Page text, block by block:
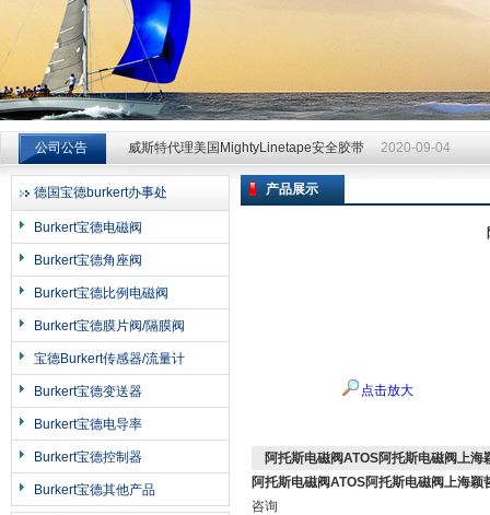
上海申思特自动化设备有限公司
公司公告
威斯特代理美国MightyLinetape安全胶带 2020-09-04
威斯特代理美国MightyLinetape安全胶带 2020-09-04
威斯特代理美国MightyLinetape安全胶带
德国宝德burkert办事处
Burkert宝德电磁阀
Burkert宝德角座阀
Burkert宝德比例电磁阀
Burkert宝德膜片阀/隔膜阀
宝德Burkert传感器/流量计
Burkert宝德变送器
Burkert宝德电导率
Burkert宝德控制器
Burkert宝德其他产品
产品展示
点击放大
阿托斯电磁阀ATOS阿托斯电磁阀上海
阿托斯电磁阀ATOS阿托斯电磁阀上海颖
咨询